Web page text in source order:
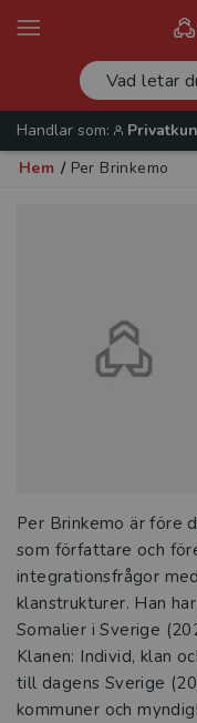
Handlar som:
Hem / Per Brinkemo
Per Brinkemo är före
som författare och
integrationsfrågor
klanstrukturer. Han
Somalier i Sverige
Klanen: Individ, klan
till dagens Sverige
kommuner och